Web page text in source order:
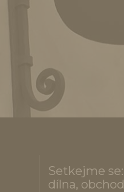
Setkejme se:
dílna, obchod